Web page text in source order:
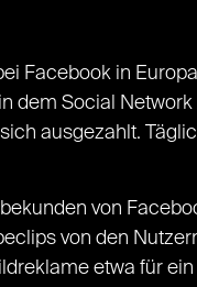
Facebook in
dem Social
ausgezahlt.
von
von den
etwa für